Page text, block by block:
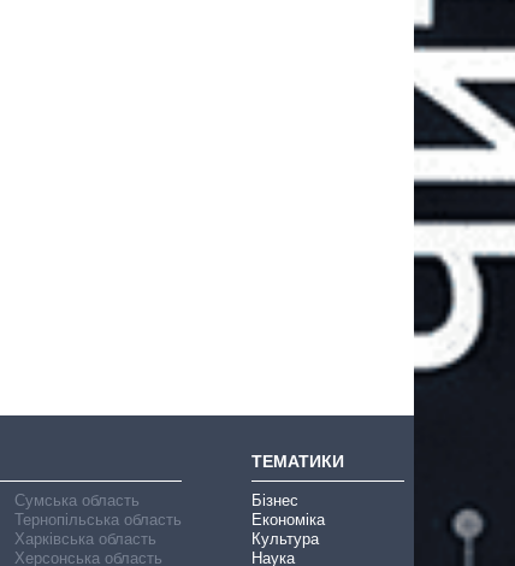
Сумська область
Тернопільська область
Харківська область
Херсонська область
ТЕМАТИКИ
Бізнес
Економіка
Культура
Наука